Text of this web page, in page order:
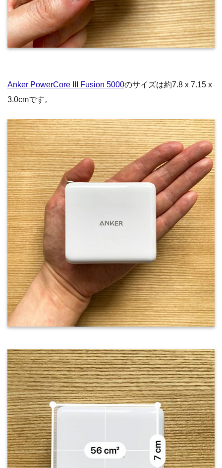
Anker PowerCore III Fusion 5000のサイズは約7.8 x 7.15 x
3.0cmです。